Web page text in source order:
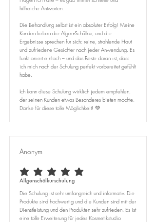
hilfreiche Antworten.
Die Behandlung selbst ist ein absoluter Erfolg! Meine
Kunden lieben die Algen-Schälkur, und die
Ergebnisse sprechen für sich: reine, strahlende Haut
und zufriedene Gesichter nach jeder Anwendung. Es
funktioniert einfach – und das Beste daran ist, dass
ich mich nach der Schulung perfekt vorbereitet gefühlt
habe.
Ich kann diese Schulung wirklich jedem empfehlen,
der seinen Kunden etwas Besonderes bieten möchte.
Danke für diese tolle Möglichkeit! 💚
Anonym
durchschnittliches Rating ist 5 von 5
Allgenschälkurschulung
Die Schulung ist sehr umfangreich und informativ. Die
Produkte sind hochwertig und die Kunden sind mit der
Dienstleistung und den Produkten sehr zufrieden. Es ist
eine tolle Erweiterung für jedes Kosmetikstudio